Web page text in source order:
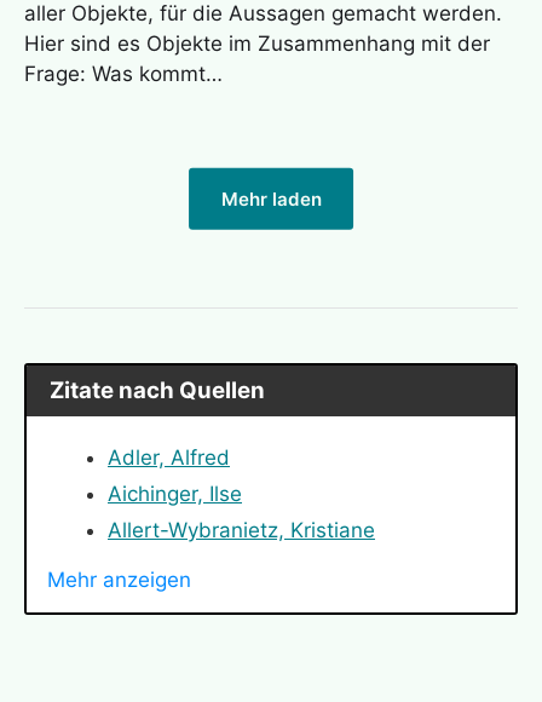
aller Objekte, für die Aussagen gemacht werden.
Hier sind es Objekte im Zusammenhang mit der
Frage: Was kommt…
Mehr laden
Zitate nach Quellen
Adler, Alfred
Aichinger, Ilse
Allert-Wybranietz, Kristiane
Angelou, Maya
Mehr anzeigen